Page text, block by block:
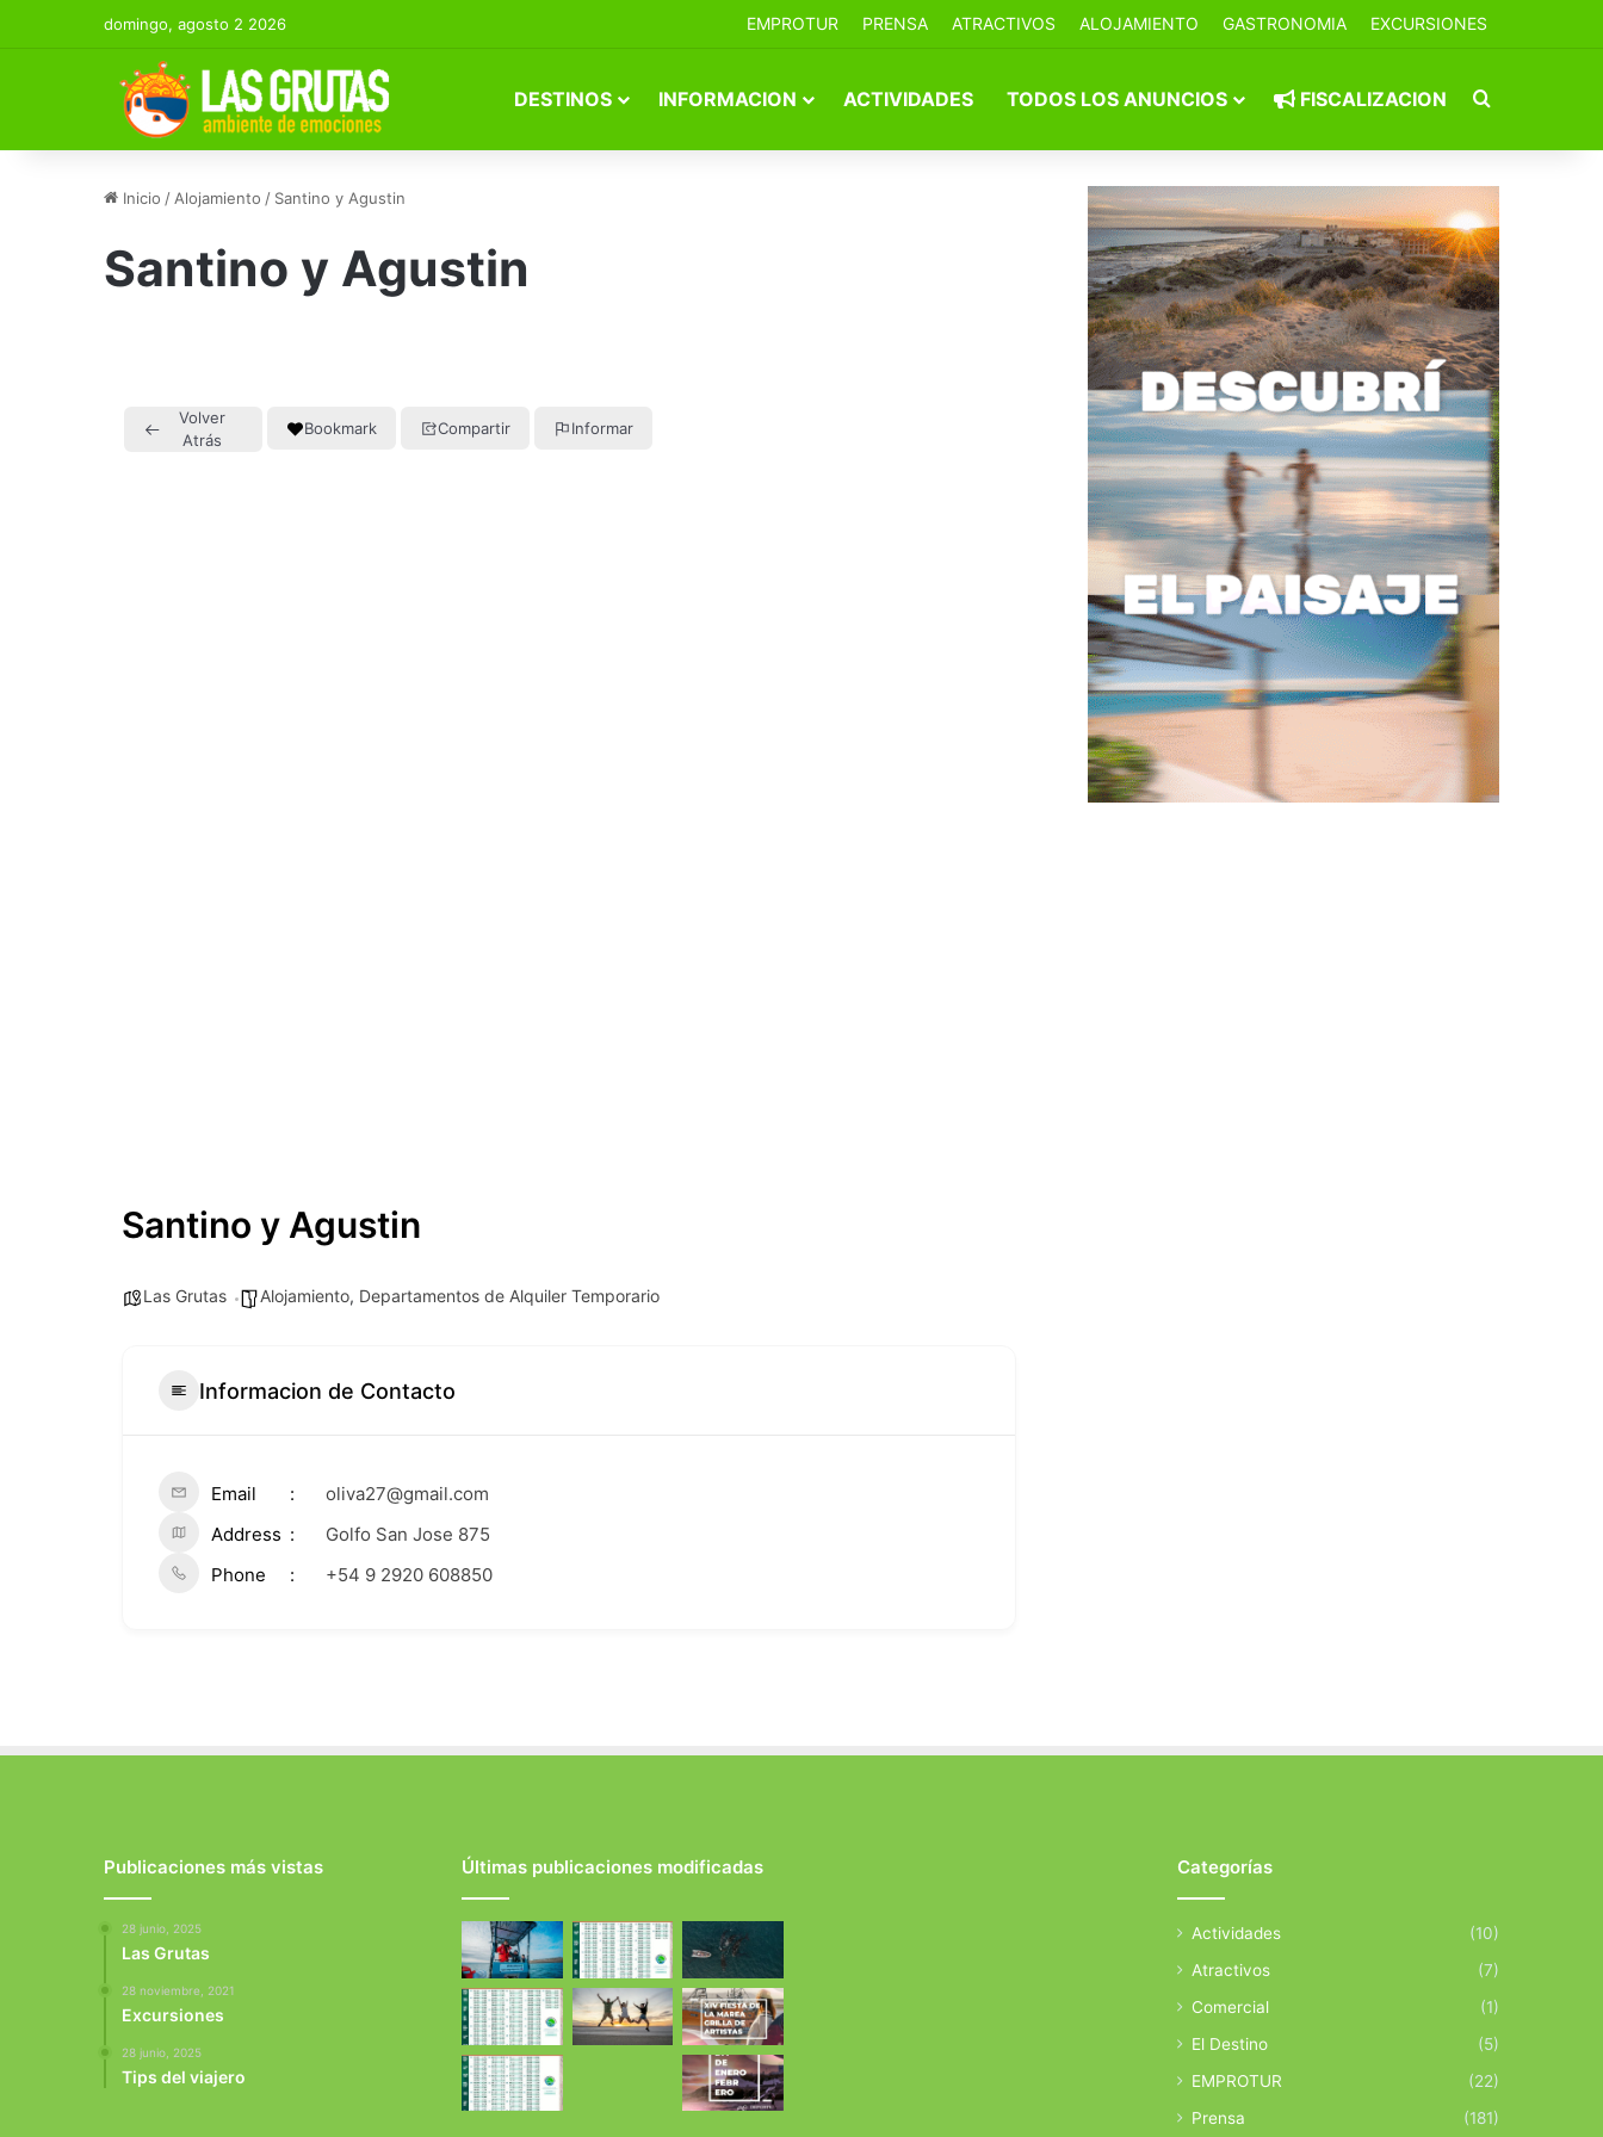
domingo, agosto 2 2026 EMPROTUR PRENSA ATRACTIVOS ALOJAMIENTO GASTRONOMIA EXCURSIONES
DESTINOS INFORMACION ACTIVIDADES TODOS LOS ANUNCIOS FISCALIZACION Buscar por
Inicio / Alojamiento / Santino y Agustin
Santino y Agustin
Volver
Atrás
Bookmark Compartir Informar
Santino y Agustin
Las Grutas Alojamiento, Departamentos de Alquiler Temporario
Informacion de Contacto
Email
oliva27@gmail.com
Address
Golfo San Jose 875
Phone
+54 9 2920 608850
Publicaciones más vistas
28 junio, 2025
Las Grutas
28 noviembre, 2021
Excursiones
28 junio, 2025
Tips del viajero
Últimas publicaciones modificadas Categorías
Actividades
(10)
Atractivos
(7)
Comercial
(1)
El Destino
(5)
EMPROTUR
(22)
Prensa
(181)